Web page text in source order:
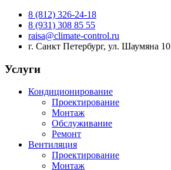
8 (812) 326-24-18
8 (931) 308 85 55
raisa@climate-control.ru
г. Санкт Петербург, ул. Шаумяна 10
Услуги
Кондиционирование
Проектирование
Монтаж
Обслуживание
Ремонт
Вентиляция
Проектирование
Монтаж